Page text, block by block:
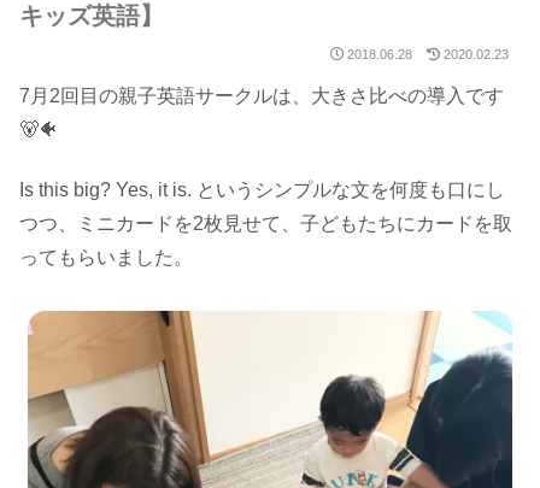
キッズ英語】
2018.06.28 2020.02.23
7月2回目の親子英語サークルは、大きさ比べの導入です
🐻🐠
Is this big? Yes, it is. というシンプルな文を何度も口にし
つつ、ミニカードを2枚見せて、子どもたちにカードを取
ってもらいました。